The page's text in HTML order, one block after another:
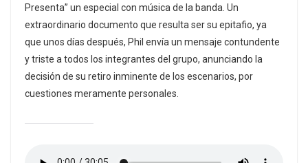
Presenta” un especial con música de la banda. Un
extraordinario documento que resulta ser su epitafio, ya
que unos días después, Phil envía un mensaje contundente
y triste a todos los integrantes del grupo, anunciando la
decisión de su retiro inminente de los escenarios, por
cuestiones meramente personales.